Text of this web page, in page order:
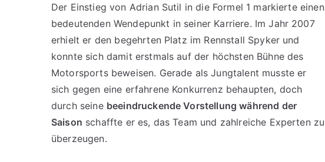
Der Einstieg von Adrian Sutil in die Formel 1 markierte einen
bedeutenden Wendepunkt in seiner Karriere. Im Jahr 2007
erhielt er den begehrten Platz im Rennstall Spyker und
konnte sich damit erstmals auf der höchsten Bühne des
Motorsports beweisen. Gerade als Jungtalent musste er
sich gegen eine erfahrene Konkurrenz behaupten, doch
durch seine beeindruckende Vorstellung während der
Saison schaffte er es, das Team und zahlreiche Experten zu
überzeugen.